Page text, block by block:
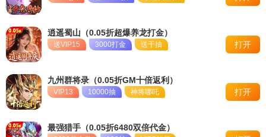
单日大额福利
逍遥蜀山（0.05折超爆养龙打金）
送VIP15 3000打金 送千抽 打开
九州群将录（0.05折GM十倍返利）
VIP13 10000抽 神将哪吒 打开
最强猎手（0.05折6480双倍代金）